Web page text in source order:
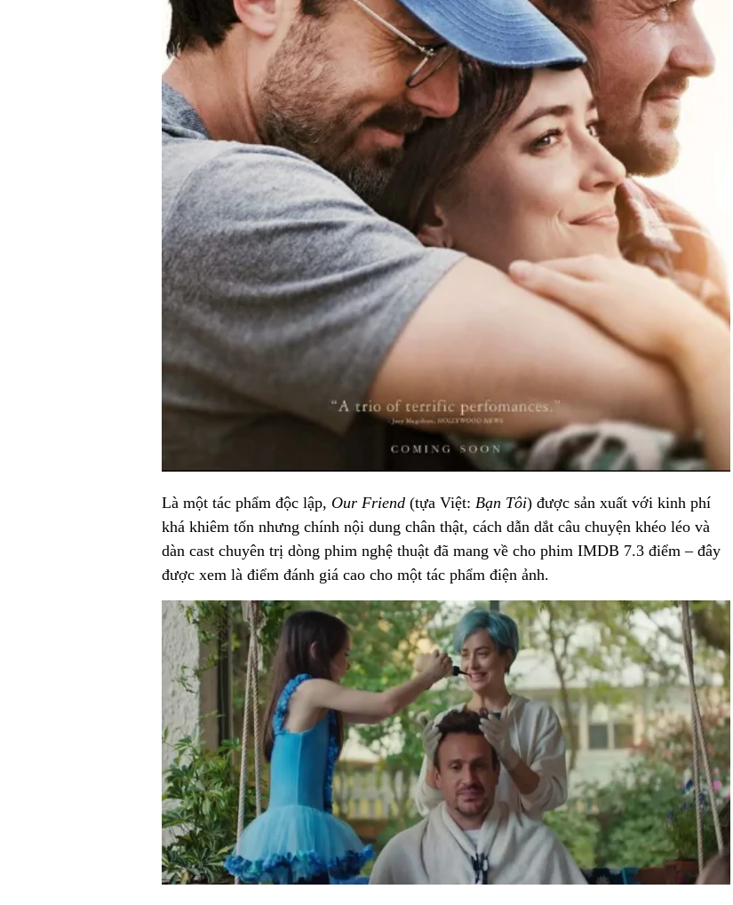
Là một tác phẩm độc lập, Our Friend (tựa Việt: Bạn Tôi) được sản xuất với kinh phí
khá khiêm tốn nhưng chính nội dung chân thật, cách dẫn dắt câu chuyện khéo léo và
dàn cast chuyên trị dòng phim nghệ thuật đã mang về cho phim IMDB 7.3 điểm – đây
được xem là điểm đánh giá cao cho một tác phẩm điện ảnh.